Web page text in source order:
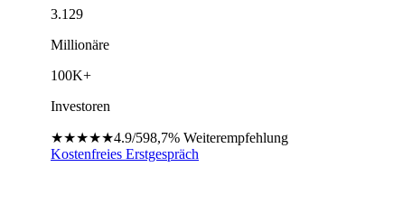
3.129
Millionäre
100K+
Investoren
★★★★★4.9/598,7% Weiterempfehlung
Kostenfreies Erstgespräch